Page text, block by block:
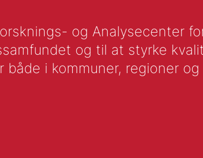
og Analysecenter
og til at styrke
både i kommuner, regioner